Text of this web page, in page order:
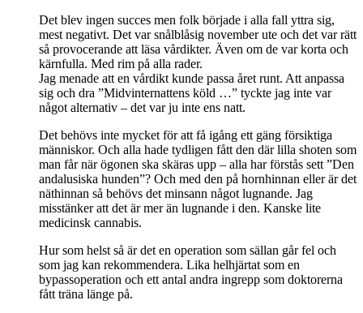
Det blev ingen succes men folk började i alla fall yttra sig,
mest negativt. Det var snålblåsig november ute och det var rätt
så provocerande att läsa vårdikter. Även om de var korta och
kärnfulla. Med rim på alla rader.
Jag menade att en vårdikt kunde passa året runt. Att anpassa
sig och dra ”Midvinternattens köld …” tyckte jag inte var
något alternativ – det var ju inte ens natt.
Det behövs inte mycket för att få igång ett gäng försiktiga
människor. Och alla hade tydligen fått den där lilla shoten som
man får när ögonen ska skäras upp – alla har förstås sett ”Den
andalusiska hunden”? Och med den på hornhinnan eller är det
näthinnan så behövs det minsann något lugnande. Jag
misstänker att det är mer än lugnande i den. Kanske lite
medicinsk cannabis.
Hur som helst så är det en operation som sällan går fel och
som jag kan rekommendera. Lika helhjärtat som en
bypassoperation och ett antal andra ingrepp som doktorerna
fått träna länge på.